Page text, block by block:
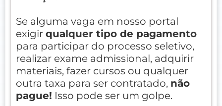
Se alguma vaga em nosso portal
exigir qualquer tipo de pagamento
para participar do processo seletivo,
realizar exame admissional, adquirir
materiais, fazer cursos ou qualquer
outra taxa para ser contratado, não
pague! Isso pode ser um golpe.